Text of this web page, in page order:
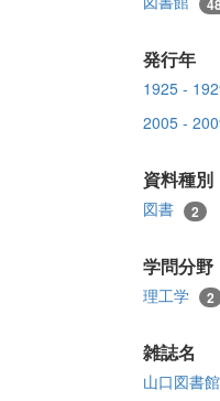
発行年
1925 -
2005 -
資料種別
図書 2
学問分野
理工学 2
雑誌名
山口図書